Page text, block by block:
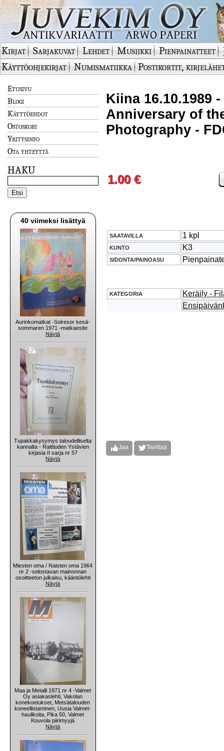
Kirjat Sarjakuvat Lehdet Musiikki Pienpainatteet
Käyttöohjekirjat
Numismatiikka Postikortit,
Etusivu
Blogi
Käyttöehdot
Ostoskori
Yritysinfo
Ota yhteyttä
HAKU
40 viimeksi lisättyä
Aurinkomatkat -Solresor kesä-
sommaren 1971 -matkaesite
Näytä
Tupakkakysymys taloudelliselta
kannalta - Raittiuden Ystävien
kirjasia II sarja nr 57
Näytä
Miesten oma / Naisten oma 1964
nr 2 -selostavan mainonnan
osoitteeton julkaisu, kääntölehti
Näytä
Maa ja Metalli 1971 nr 4 -Valmet
Oy asiakaslehti, Vakolan
konekoetukset, Metsätalouden
koneellistaminen, Uusia Valmet-
haulikoita, Pika 50, Valmet
Kouvola piirimyyjä
Näytä
Kiina 16.10.1989
Anniversary of
Photography -
1.00 €
SAATAVILLA 1 kpl
KUNTO K3
SIDONTA/PAINOASU
KATEGORIA
Keräily -
Jaa Twiittaa